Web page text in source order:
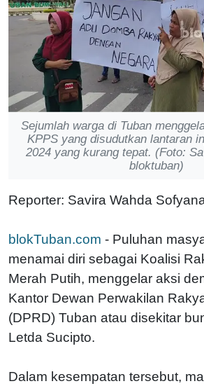
Sejumlah warga di Tuban
KPPS yang disudutkan lantaran
2024 yang kurang tepat. (Foto:
bloktuban)
Reporter: Savira Wahda
blokTuban.com - Puluhan
menamai diri sebagai Koalisi
Merah Putih, menggelar aksi
Kantor Dewan Perwakilan
(DPRD) Tuban atau disekitar
Letda Sucipto.
Dalam kesempatan tersebut,